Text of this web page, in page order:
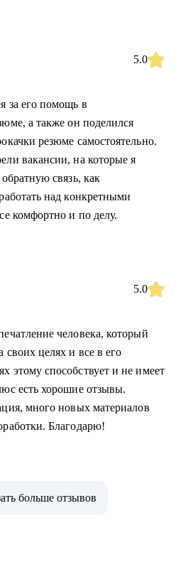
5.0
за его помощь в
а также он поделился
резюме самостоятельно.
вакансии, на которые я
связь, как
над конкретными
комфортно и по делу.
5.0
человека, который
своих целях и все в его
этому способствует и не имеет
есть хорошие отзывы.
много новых материалов
Благодарю!
больше отзывов